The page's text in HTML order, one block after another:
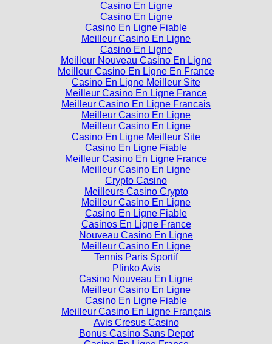
Casino En Ligne
Casino En Ligne
Casino En Ligne Fiable
Meilleur Casino En Ligne
Casino En Ligne
Meilleur Nouveau Casino En Ligne
Meilleur Casino En Ligne En France
Casino En Ligne Meilleur Site
Meilleur Casino En Ligne France
Meilleur Casino En Ligne Francais
Meilleur Casino En Ligne
Meilleur Casino En Ligne
Casino En Ligne Meilleur Site
Casino En Ligne Fiable
Meilleur Casino En Ligne France
Meilleur Casino En Ligne
Crypto Casino
Meilleurs Casino Crypto
Meilleur Casino En Ligne
Casino En Ligne Fiable
Casinos En Ligne France
Nouveau Casino En Ligne
Meilleur Casino En Ligne
Tennis Paris Sportif
Plinko Avis
Casino Nouveau En Ligne
Meilleur Casino En Ligne
Casino En Ligne Fiable
Meilleur Casino En Ligne Français
Avis Cresus Casino
Bonus Casino Sans Depot